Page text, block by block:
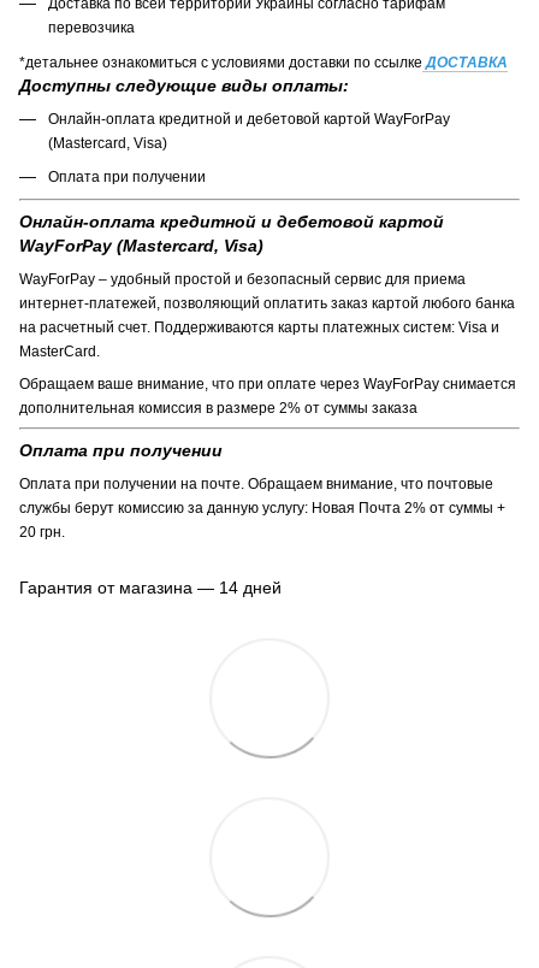
Доставка по всей территории Украины согласно тарифам
перевозчика
*детальнее ознакомиться с условиями доставки по ссылке ДОСТАВКА
Доступны следующие виды оплаты:
Онлайн-оплата кредитной и дебетовой картой WayForPay
(Mastercard, Visa)
Оплата при получении
Онлайн-оплата кредитной и дебетовой картой
WayForPay (Mastercard, Visa)
WayForPay – удобный простой и безопасный сервис для приема
интернет-платежей, позволяющий оплатить заказ картой любого банка
на расчетный счет. Поддерживаются карты платежных систем: Visa и
MasterCard.
Обращаем ваше внимание, что при оплате через WayForPay снимается
дополнительная комиссия в размере 2% от суммы заказа
Оплата при получении
Оплата при получении на почте. Обращаем внимание, что почтовые
службы берут комиссию за данную услугу: Новая Почта 2% от суммы +
20 грн.
Гарантия от магазина — 14 дней